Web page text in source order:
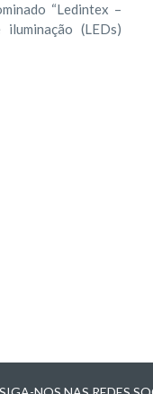
“Ledintex –
(LEDs)